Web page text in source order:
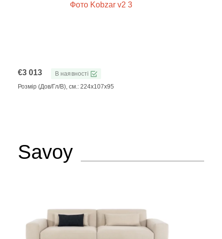
€3 013
В наявності
Розмір (Дов/Гл/В), см.: 224x107x95
Savoy